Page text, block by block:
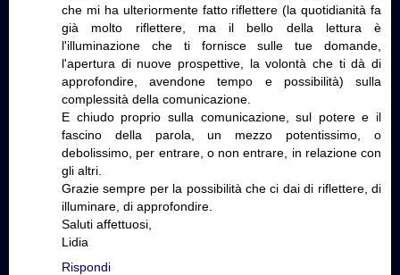
che mi ha ulteriormente fatto riflettere (la quotidianità fa
già molto riflettere, ma il bello della lettura è
l'illuminazione che ti fornisce sulle tue domande,
l'apertura di nuove prospettive, la volontà che ti dà di
approfondire, avendone tempo e possibilità) sulla
complessità della comunicazione.
E chiudo proprio sulla comunicazione, sul potere e il
fascino della parola, un mezzo potentissimo, o
debolissimo, per entrare, o non entrare, in relazione con
gli altri.
Grazie sempre per la possibilità che ci dai di riflettere, di
illuminare, di approfondire.
Saluti affettuosi,
Lidia
Rispondi